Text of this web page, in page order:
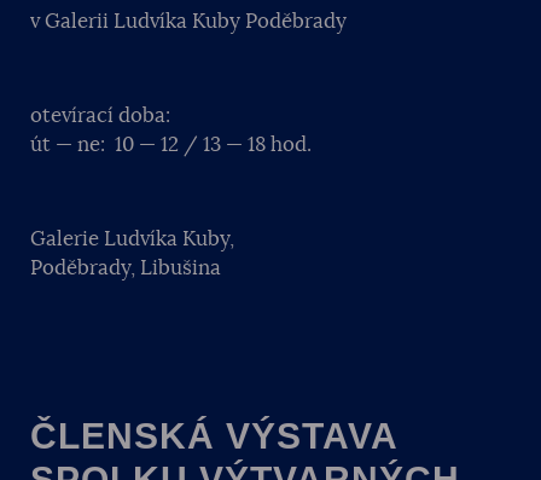
v Galerii Ludvíka Kuby Poděbrady
otevírací doba:
út — ne: 10 — 12 / 13 — 18 hod.
Galerie Ludvíka Kuby,
Poděbrady, Libušina
ČLENSKÁ VÝSTAVA